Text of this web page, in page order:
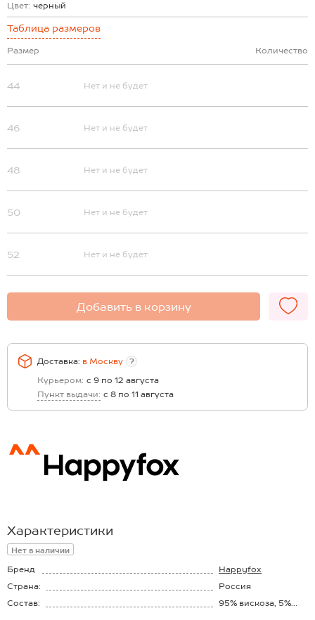
Цвет: черный
Таблица размеров
Размер Количество
44 Нет и не будет
46 Нет и не будет
48 Нет и не будет
50 Нет и не будет
52 Нет и не будет
Добавить в корзину
Доставка: в Москву
?
Курьером: с 9 по 12 августа
Пункт выдачи: с 8 по 11 августа
Характеристики
Нет в наличии
Бренд
Happyfox
Страна:
Россия
Состав:
95% вискоза, 5%